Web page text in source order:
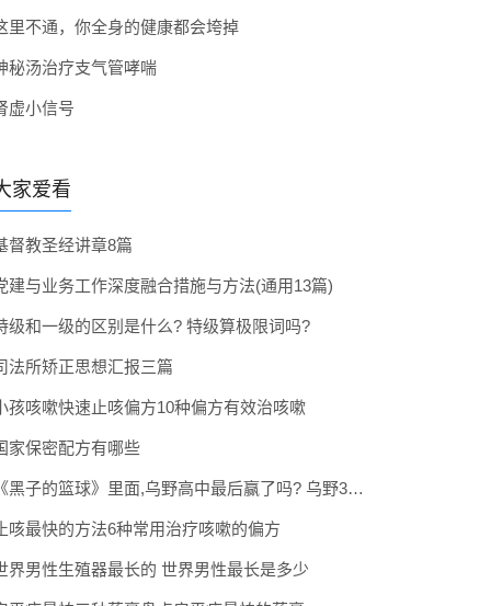
里不通，你全身的健康都会垮掉
秘汤治疗支气管哮喘
虚小信号
家爱看
督教圣经讲章8篇
建与业务工作深度融合措施与方法(通用13篇)
级和一级的区别是什么? 特级算极限词吗?
法所矫正思想汇报三篇
孩咳嗽快速止咳偏方10种偏方有效治咳嗽
家保密配方有哪些
《黑子的篮球》里面,乌野高中最后赢了吗? 乌野3年拿到全国冠军了吗
咳最快的方法6种常用治疗咳嗽的偏方
界男性生殖器最长的 世界男性最长是多少